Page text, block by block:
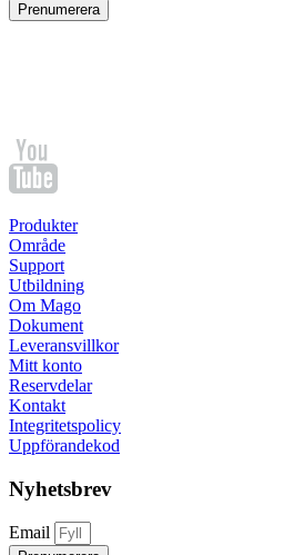
Prenumerera
Produkter
Område
Support
Utbildning
Om Mago
Dokument
Leveransvillkor
Mitt konto
Reservdelar
Kontakt
Integritetspolicy
Uppförandekod
Nyhetsbrev
Email